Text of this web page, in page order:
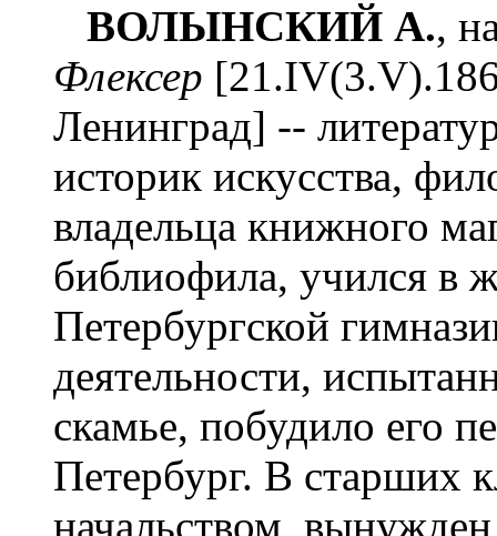
ВОЛЫНСКИЙ А.,
Флексер
Ленинград] --
историк искусства,
владельца книжного
библиофила, учился в
Петербургской
деятельности,
скамье, побудило его
Петербург. В старших
начальством,